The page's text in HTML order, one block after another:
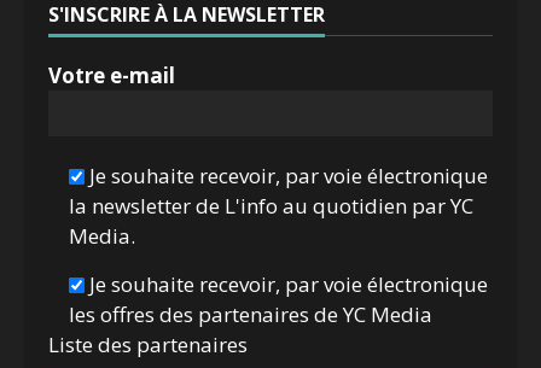
S'INSCRIRE À LA NEWSLETTER
Votre e-mail
Je souhaite recevoir, par voie électronique
la newsletter de L'info au quotidien par YC
Media.
Je souhaite recevoir, par voie électronique
les offres des partenaires de YC Media
Liste des partenaires